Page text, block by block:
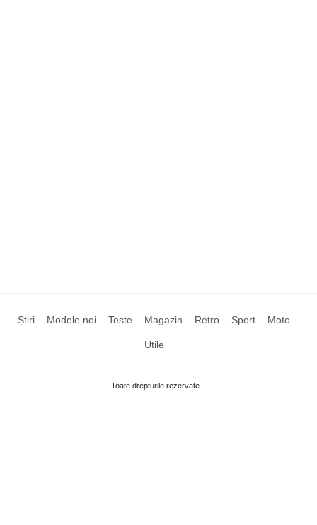
Știri Modele noi Teste Magazin Retro Sport Moto
Utile
Toate drepturile rezervate